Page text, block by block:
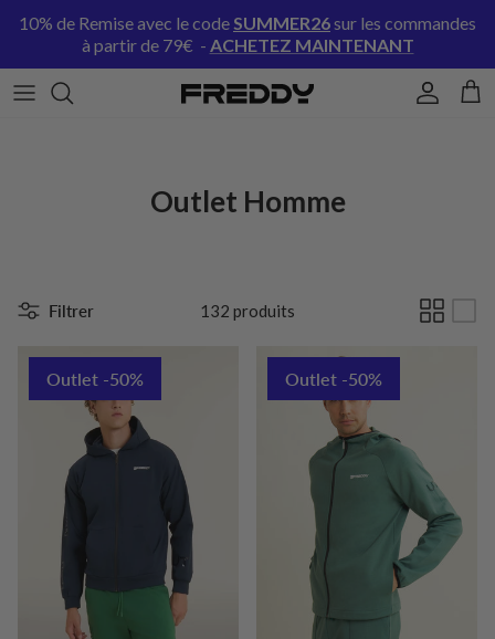
10% de Remise avec le codeSUMMER26sur les commandes
à partir de 79€ - ACHETEZ MAINTENANT
Compte
Outlet Homme
Filtrer 132 produits
Outlet -50% Outlet -50%